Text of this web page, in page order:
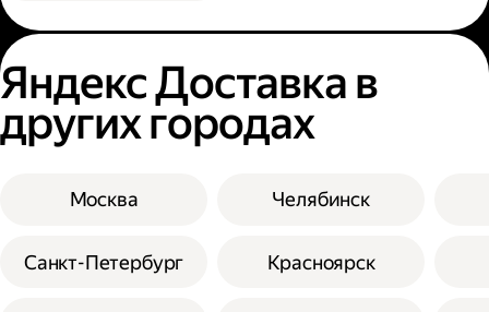
Яндекс Доставка в
других городах
Москва
Санкт-Петербург
Челябинск
Красноярск